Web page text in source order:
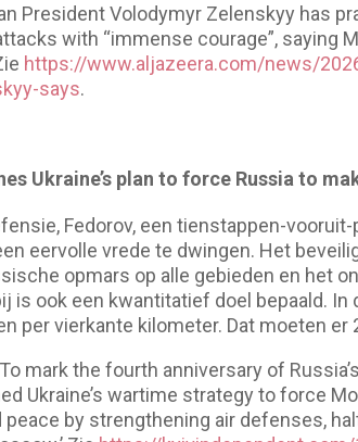
President Volodymyr Zelenskyy has
with “immense courage”, saying
https://www.aljazeera.com/news/
says.
Ukraine’s plan to force Russia to
Fedorov, een tienstappen-
eervolle vrede te dwingen. Het
opmars op alle gebieden en het
is ook een kwantitatief doel bepaald. In
per vierkante kilometer. Dat moeten er
mark the fourth anniversary of
Ukraine’s wartime strategy to force
by strengthening air defenses,